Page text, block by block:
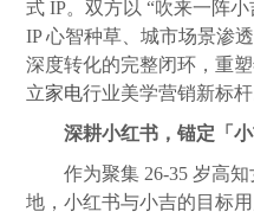
式 IP。双方以 “吹来一阵
IP 心智种草、城市场景渗
深度转化的完整闭环，重
立家电行业美学营销新标杆
深耕小红书，锚定「
作为聚集 26-35 岁高
地，小红书与小吉的目标